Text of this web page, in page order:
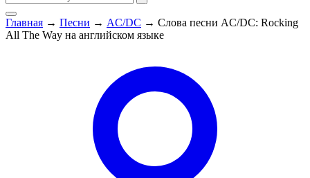
Главная → Песни → AC/DC → Слова песни AC/DC: Rocking
All The Way на английском языке